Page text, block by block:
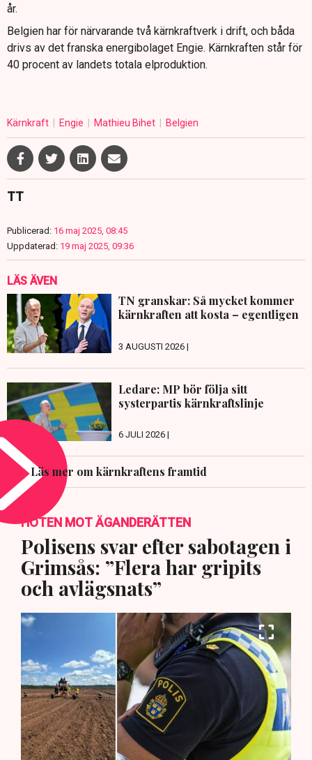
år.
Belgien har för närvarande två kärnkraftverk i drift, och båda
drivs av det franska energibolaget Engie. Kärnkraften står för
40 procent av landets totala elproduktion.
Kärnkraft Engie Mathieu Bihet Belgien
TT
Publicerad: 16 maj 2025, 08:45
Uppdaterad: 19 maj 2025, 09:36
LÄS ÄVEN
TN granskar: Så mycket kommer
kärnkraften att kosta – egentligen
3 AUGUSTI 2026 |
Ledare: MP bör följa sitt
systerpartis kärnkraftslinje
6 JULI 2026 |
Läs mer om kärnkraftens framtid
HOTEN MOT ÄGANDERÄTTEN
Polisens svar efter sabotagen i
Grimsås: ”Flera har gripits
och avlägsnats”